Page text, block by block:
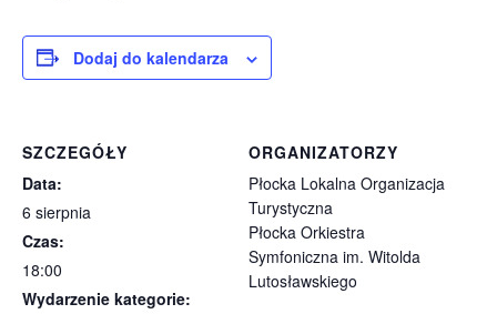
Dodaj do kalendarza
SZCZEGÓŁY
Data:
6 sierpnia
Czas:
18:00
Wydarzenie kategorie:
ORGANIZATORZY
Płocka Lokalna Organizacja
Turystyczna
Płocka Orkiestra
Symfoniczna im. Witolda
Lutosławskiego